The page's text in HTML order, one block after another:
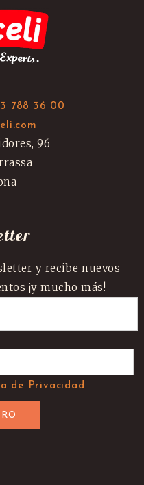
788 36 00
96
y recibe nuevos
¡y mucho más!
de Privacidad